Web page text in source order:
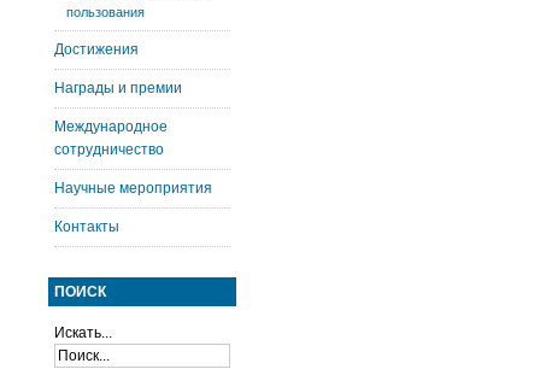
пользования
Достижения
Награды и премии
Международное
сотрудничество
Научные мероприятия
Контакты
ПОИСК
Искать...